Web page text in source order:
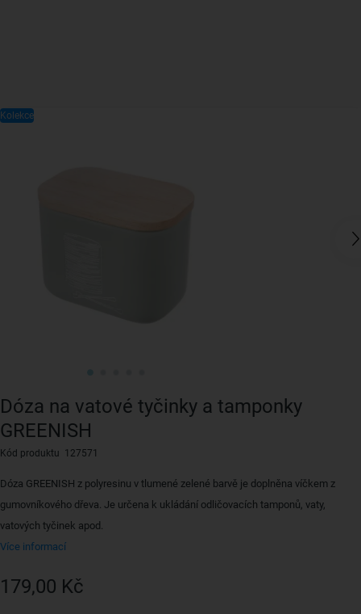
Dóza na vatové tyčinky a tamponky
GREENISH
Kód produktu 127571
Dóza GREENISH z polyresinu v tlumené zelené barvě je doplněna víčkem z
gumovníkového dřeva. Je určena k ukládání odličovacích tamponů, vaty,
vatových tyčinek apod.
Více informací
179,00 Kč
Kolekce